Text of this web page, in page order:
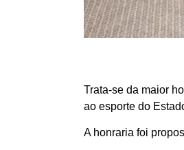
Trata-se da maior
ao esporte do
A honraria foi